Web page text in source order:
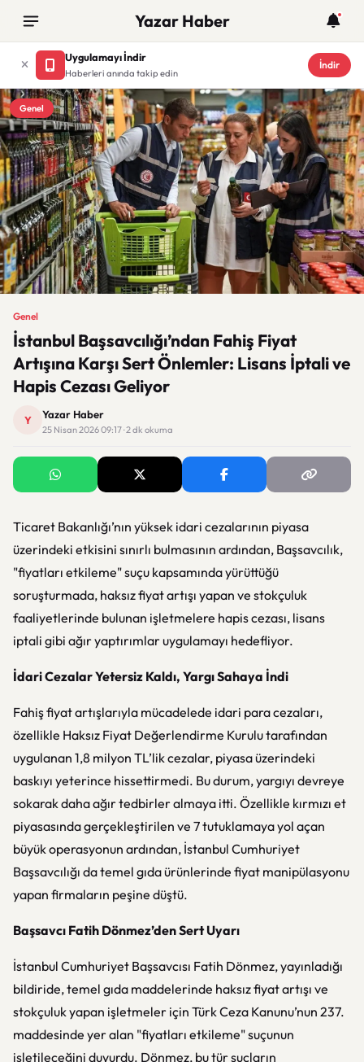
Yazar Haber
Uygulamayı İndir
Haberleri anında takip edin
İndir
Genel
Genel
İstanbul Başsavcılığı’ndan Fahiş Fiyat
Artışına Karşı Sert Önlemler: Lisans İptali ve
Hapis Cezası Geliyor
Y Yazar Haber
25 Nisan 2026 09:17 · 2 dk okuma
Ticaret Bakanlığı’nın yüksek idari cezalarının piyasa
üzerindeki etkisini sınırlı bulmasının ardından, Başsavcılık,
"fiyatları etkileme" suçu kapsamında yürüttüğü
soruşturmada, haksız fiyat artışı yapan ve stokçuluk
faaliyetlerinde bulunan işletmelere hapis cezası, lisans
iptali gibi ağır yaptırımlar uygulamayı hedefliyor.
İdari Cezalar Yetersiz Kaldı, Yargı Sahaya İndi
Fahiş fiyat artışlarıyla mücadelede idari para cezaları,
özellikle Haksız Fiyat Değerlendirme Kurulu tarafından
uygulanan 1,8 milyon TL’lik cezalar, piyasa üzerindeki
baskıyı yeterince hissettirmedi. Bu durum, yargıyı devreye
sokarak daha ağır tedbirler almaya itti. Özellikle kırmızı et
piyasasında gerçekleştirilen ve 7 tutuklamaya yol açan
büyük operasyonun ardından, İstanbul Cumhuriyet
Başsavcılığı da temel gıda ürünlerinde fiyat manipülasyonu
yapan firmaların peşine düştü.
Başsavcı Fatih Dönmez’den Sert Uyarı
İstanbul Cumhuriyet Başsavcısı Fatih Dönmez, yayınladığı
bildiride, temel gıda maddelerinde haksız fiyat artışı ve
stokçuluk yapan işletmeler için Türk Ceza Kanunu’nun 237.
maddesinde yer alan "fiyatları etkileme" suçunun
işletileceğini duyurdu. Dönmez, bu tür suçların